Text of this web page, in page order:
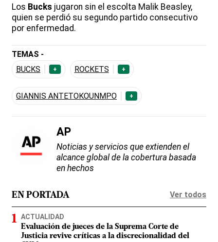
Los Bucks jugaron sin el escolta Malik Beasley,
quien se perdió su segundo partido consecutivo
por enfermedad.
TEMAS -
BUCKS
+ ROCKETS +
GIANNIS ANTETOKOUNMPO +
AP
Noticias y servicios que extienden el
alcance global de la cobertura basada
en hechos
EN PORTADA Ver todos
ACTUALIDAD
Evaluación de jueces de la Suprema Corte de
Justicia revive críticas a la discrecionalidad del